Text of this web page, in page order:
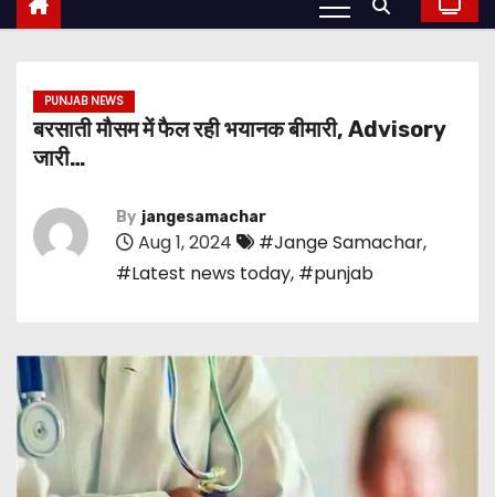
PUNJAB NEWS
बरसाती मौसम में फैल रही भयानक बीमारी, Advisory
जारी…
By jangesamachar
Aug 1, 2024 #Jange Samachar,
#Latest news today, #punjab